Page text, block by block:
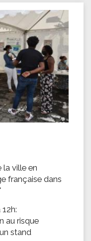
la ville en
française dans
au risque
stand